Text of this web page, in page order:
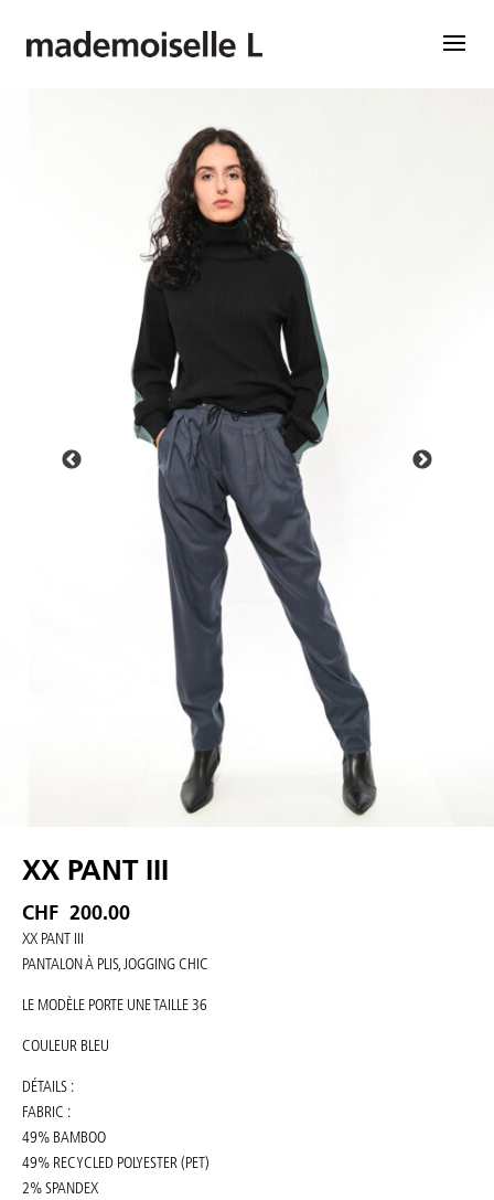
XX PANT III
CHF 200.00
XX PANT III
PANTALON À PLIS, JOGGING CHIC
LE MODÈLE PORTE UNE TAILLE 36
COULEUR BLEU
DÉTAILS :
FABRIC :
49% BAMBOO
49% RECYCLED POLYESTER (PET)
2% SPANDEX